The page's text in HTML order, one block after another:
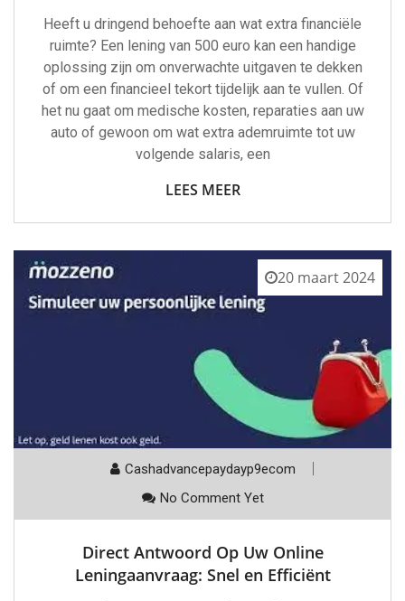
Heeft u dringend behoefte aan wat extra financiële
ruimte? Een lening van 500 euro kan een handige
oplossing zijn om onverwachte uitgaven te dekken
of om een financieel tekort tijdelijk aan te vullen. Of
het nu gaat om medische kosten, reparaties aan uw
auto of gewoon om wat extra ademruimte tot uw
volgende salaris, een
LEES MEER
20 maart 2024
Cashadvancepaydayp9ecom
No Comment Yet
Direct Antwoord Op Uw Online
Leningaanvraag: Snel en Efficiënt